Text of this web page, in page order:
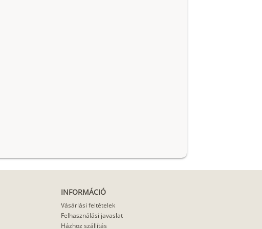
INFORMÁCIÓ
Vásárlási feltételek
Felhasználási javaslat
Házhoz szállítás